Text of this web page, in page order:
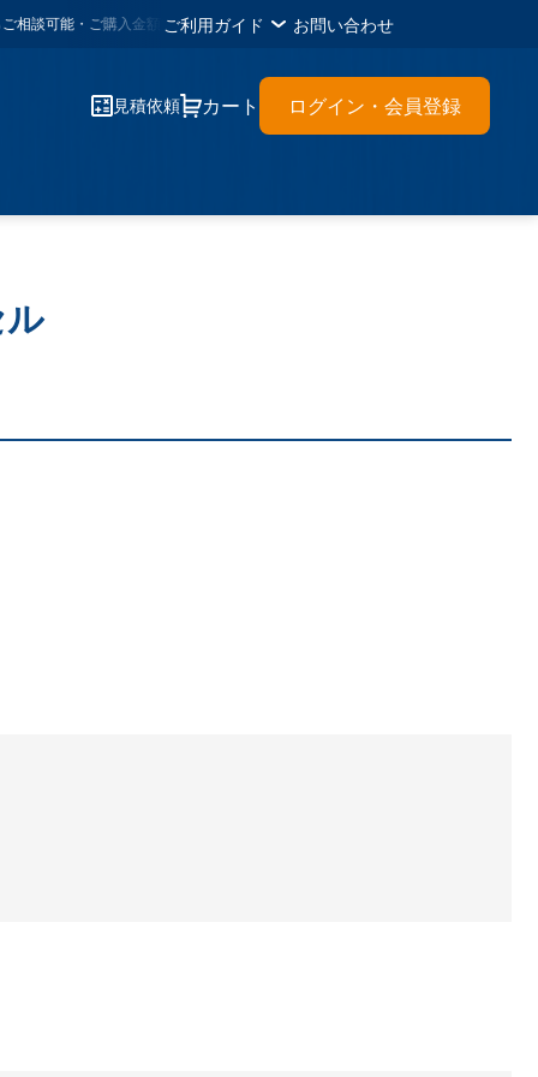
可能・ご購入金額1,000円ごとに1メタルポイント ・各種書類のＤＬが可能・材
ご利用ガイド お問い合わせ
見積依頼 カート ログイン・会員登録